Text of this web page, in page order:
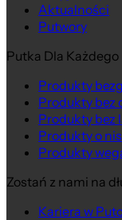
Aktualności
Putwory
Putka Dla Każdego
Produkty
Produkty bez
Produkty bez
Produkty o
Produkty
Zostań z nami na
Kariera w